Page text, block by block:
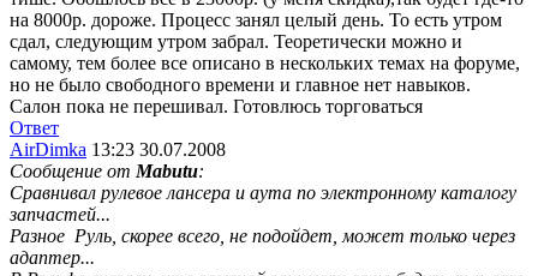
на 8000р. дороже. Процесс занял целый день. То есть утром
сдал, следующим утром забрал. Теоретически можно и
самому, тем более все описано в нескольких темах на форуме,
но не было свободного времени и главное нет навыков.
Салон пока не перешивал. Готовлюсь торговаться
Ответ
AirDimka 13:23 30.07.2008
Сообщение от Mabutu:
Сравнивал рулевое лансера и аута по электронному каталогу
запчастей...
Разное Руль, скорее всего, не подойдет, может только через
адаптер...